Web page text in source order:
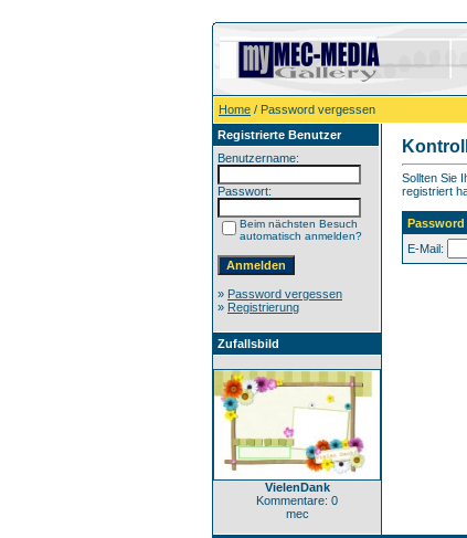
Home / Password vergessen
Registrierte Benutzer
Benutzername:
Passwort:
Beim nächsten Besuch
automatisch anmelden?
» Password vergessen
» Registrierung
Zufallsbild
VielenDank
Kommentare: 0
mec
Sollten Sie
registriert
Password
E-Mail: